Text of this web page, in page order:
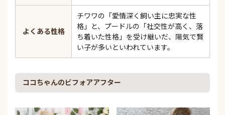
よくある性格
チワワの「愛情深く飼い主に忠実な性
格」と、プードルの「社交性が高く、落
ち着いた性格」を受け継いだ、陽気で賢
い子が多いといわれています。
ココちゃんのビフォアアフター